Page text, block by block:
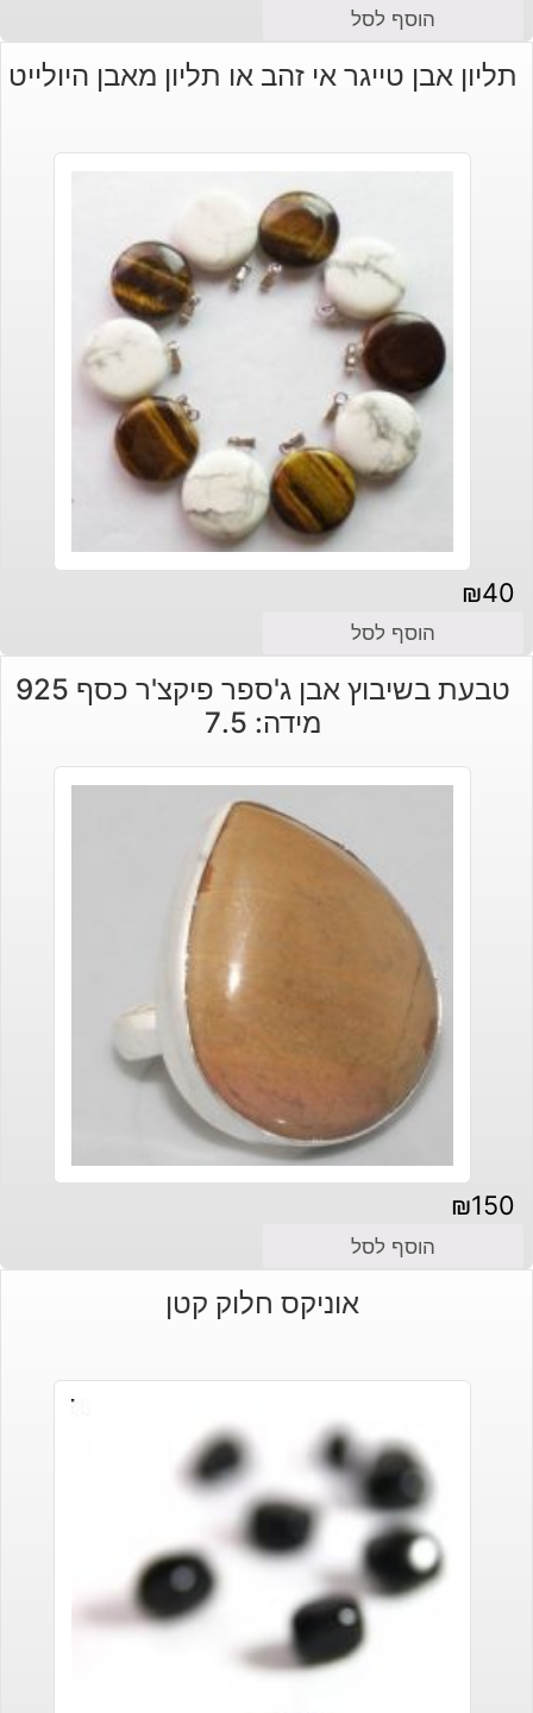
הוסף לסל
תליון אבן טייגר אי זהב או תליון מאבן היולייט
₪40
הוסף לסל
טבעת בשיבוץ אבן ג'ספר פיקצ'ר כסף 925
מידה: 7.5
₪150
הוסף לסל
אוניקס חלוק קטן